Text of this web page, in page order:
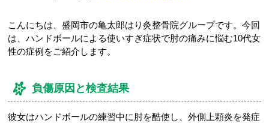
こんにちは、盛岡市の亀太郎はり灸整骨院グループです。今回
は、ハンドボールによる使いすぎ症状で肘の痛みに悩む10代女
性の症例をご紹介します。
負傷原因と検査結果
彼女はハンドボールの練習中に肘を酷使し、外側上顆炎を発症